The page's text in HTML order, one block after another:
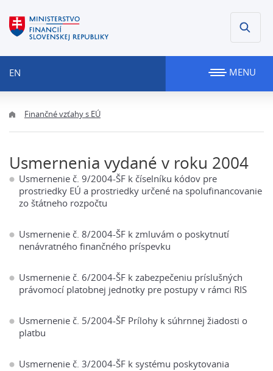
EN MENU
Finančné vzťahy s EÚ
Usmernenia vydané v roku 2004
Usmernenie č. 9/2004-ŠF k číselníku kódov pre
prostriedky EÚ a prostriedky určené na spolufinancovanie
zo štátneho rozpočtu
Usmernenie č. 8/2004-ŠF k zmluvám o poskytnutí
nenávratného finančného príspevku
Usmernenie č. 6/2004-ŠF k zabezpečeniu príslušných
právomocí platobnej jednotky pre postupy v rámci RIS
Usmernenie č. 5/2004-ŠF Prílohy k súhrnnej žiadosti o
platbu
Usmernenie č. 3/2004-ŠF k systému poskytovania